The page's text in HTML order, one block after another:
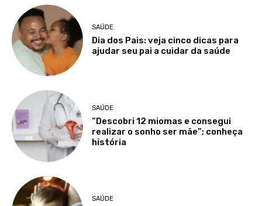
SAÚDE
Dia dos Pais: veja cinco dicas para
ajudar seu pai a cuidar da saúde
SAÚDE
“Descobri 12 miomas e consegui
realizar o sonho ser mãe”; conheça
história
SAÚDE